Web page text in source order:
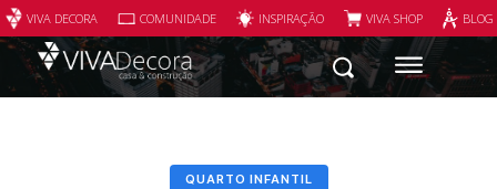
VIVA DECORA COMUNIDADE INSPIRAÇÃO VIVA SHOP
QUARTO INFANTIL